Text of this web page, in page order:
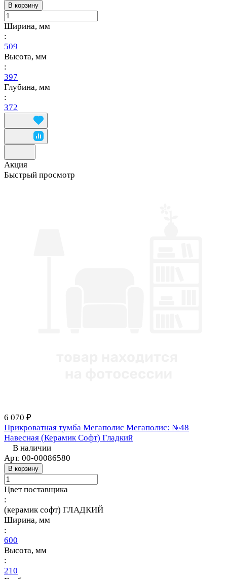
В корзину
Ширина, мм
:
509
Высота, мм
:
397
Глубина, мм
:
372
Акция
Быстрый просмотр
6 070 ₽
Прикроватная тумба Мегаполис Мегаполис: №48
Навесная (Керамик Софт) Гладкий
В наличии
Арт. 00-00086580
В корзину
Цвет поставщика
:
(керамик софт) ГЛАДКИЙ
Ширина, мм
:
600
Высота, мм
:
210